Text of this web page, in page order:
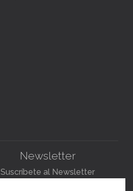
Newsletter
Suscríbete al Newsletter